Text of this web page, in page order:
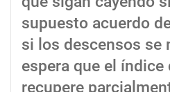
supuesto acuerdo
si los descensos se
espera que el
recupere